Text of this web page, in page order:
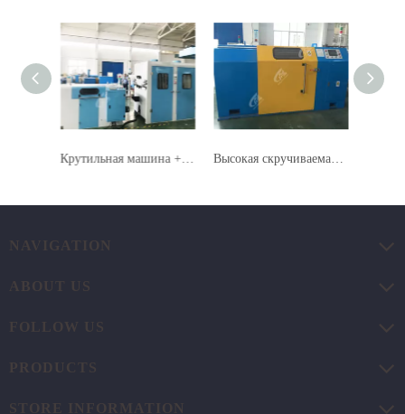
Крутильная машина + скрутка перед втягиванием Высокая скручиваемая проволока с высокой скоростью (поворот луча)
NAVIGATION
ABOUT US
FOLLOW US
PRODUCTS
STORE INFORMATION